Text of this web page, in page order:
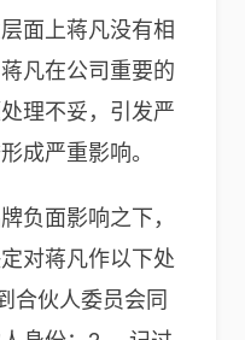
面上蒋凡没有相
凡在公司重要的
理不妥，引发严
成严重影响。
负面影响之下，
对蒋凡作以下处
合伙人委员会同